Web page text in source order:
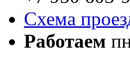
Схема
Работаем